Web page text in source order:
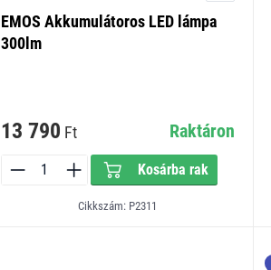
EMOS Akkumulátoros LED lámpa
300lm
13 790 Ft Raktáron
Kosárba rak
Cikkszám: P2311